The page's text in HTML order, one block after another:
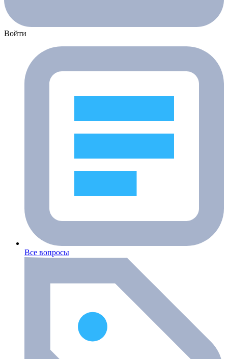
Войти
Все вопросы